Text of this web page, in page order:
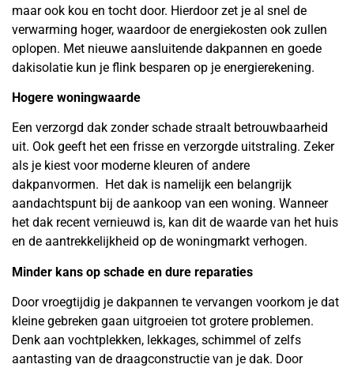
maar ook kou en tocht door. Hierdoor zet je al snel de
verwarming hoger, waardoor de energiekosten ook zullen
oplopen. Met nieuwe aansluitende dakpannen en goede
dakisolatie kun je flink besparen op je energierekening.
Hogere woningwaarde
Een verzorgd dak zonder schade straalt betrouwbaarheid
uit. Ook geeft het een frisse en verzorgde uitstraling. Zeker
als je kiest voor moderne kleuren of andere
dakpanvormen. Het dak is namelijk een belangrijk
aandachtspunt bij de aankoop van een woning. Wanneer
het dak recent vernieuwd is, kan dit de waarde van het huis
en de aantrekkelijkheid op de woningmarkt verhogen.
Minder kans op schade en dure reparaties
Door vroegtijdig je dakpannen te vervangen voorkom je dat
kleine gebreken gaan uitgroeien tot grotere problemen.
Denk aan vochtplekken, lekkages, schimmel of zelfs
aantasting van de draagconstructie van je dak. Door